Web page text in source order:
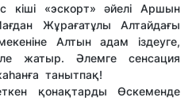
кіші «эскорт» әйелі Аршын
Жұрағатұлы Алтайдағы
Алтын адам іздеуге,
жатыр. Әлемге сенсация
танытпақ!
қонақтарды Өскеменде